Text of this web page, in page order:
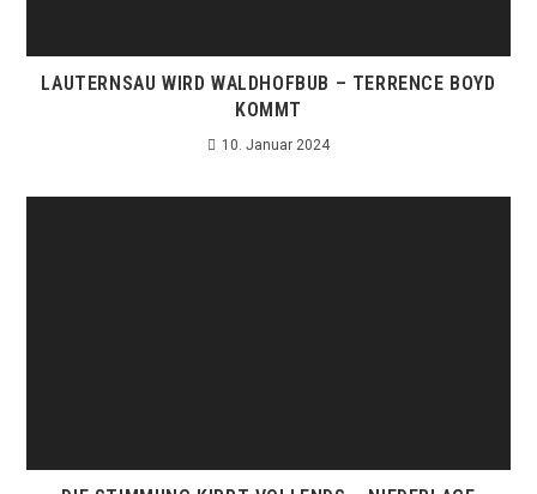
LAUTERNSAU WIRD WALDHOFBUB – TERRENCE BOYD
KOMMT
10. Januar 2024